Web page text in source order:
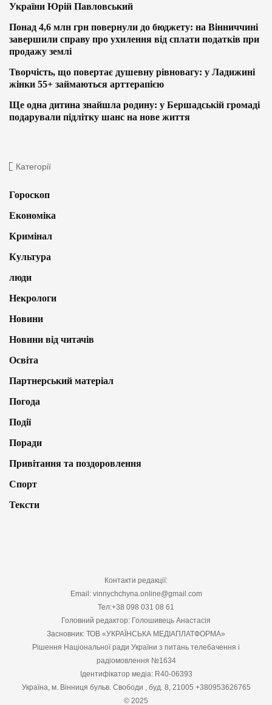
України Юрій Павловський
Понад 4,6 млн грн повернули до бюджету: на Вінниччині
завершили справу про ухилення від сплати податків при
продажу землі
Творчість, що повертає душевну рівновагу: у Ладижині
жінки 55+ займаються арттерапією
Ще одна дитина знайшла родину: у Бершадській громаді
подарували підлітку шанс на нове життя
Категорії
Гороскоп
Економіка
Кримінал
Культура
люди
Некрологи
Новини
Новини від читачів
Освіта
Партнерський матеріал
Погода
Події
Поради
Привітання та поздоровлення
Спорт
Тексти
Контакти редакції:
Email: vinnychchyna.online@gmail.com
Тел:+38 098 031 08 61
Головний редактор: Голошивець Анастасія
Засновник: ТОВ «УКРАЇНСЬКА МЕДІАПЛАТФОРМА»
Рішення Національної ради України з питань телебачення і
радіомовлення №1634
Ідентифікатор медіа: R40-06393
Україна, м. Вінниця бульв. Свободи , буд. 8, 21005 +380953626765
© 2025